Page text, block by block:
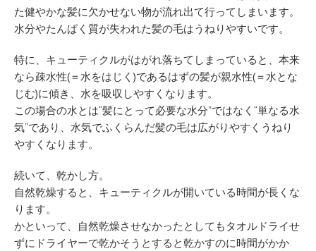
た健やかな髪に欠かせない物が流れ出て行ってしまいます。
水分やたんぱく質が失われた髪の毛はうねりやすいです。
特に、キューティクルがはがれ落ちてしまっていると、本来
なら疎水性(＝水をはじく)であるはずの髪が親水性(＝水とな
じむ)に傾き、水を吸収しやすくなります。
この場合の水とは“髪にとって必要な水分”ではなく“単なる水
気”であり、水気でふくらんだ髪の毛は広がりやすくうねり
やすくなります。
続いて、乾かし方。
自然乾燥すると、キューティクルが開いている時間が長くな
ります。
かといって、自然乾燥させなかったとしてもタオルドライせ
ずにドライヤーで乾かそうとすると乾かすのに時間がかか